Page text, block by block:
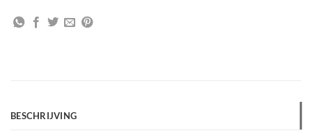
BESCHRIJVING